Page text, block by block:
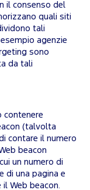
il consenso del
quali siti
tali
agenzie
sono
da tali
contenere
(talvolta
contare il numero
beacon
un numero di
di una pagina e
Web beacon.